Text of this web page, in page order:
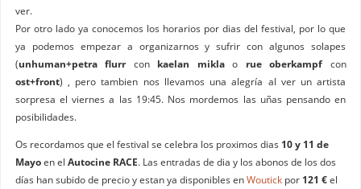
ver.
Por otro lado ya conocemos los horarios por dias del festival, por lo que
ya podemos empezar a organizarnos y sufrir con algunos solapes
(unhuman+petra flurrcon kaelan miklao rue oberkampf con
ost+front) , pero tambien nos llevamos una alegría al ver un artista
sorpresa el viernes a las 19:45. Nos mordemos las uñas pensando en
posibilidades.
Os recordamos que el festival se celebra los proximos dias 10 y 11 de
Mayoen el Autocine RACE. Las entradas de dia y los abonos de los dos
días han subido de precio y estan ya disponibles enWoutickpor 121 €el